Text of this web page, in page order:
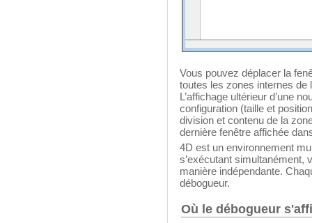
Vous pouvez déplacer la
toutes les zones internes
L’affichage ultérieur d’une
configuration (taille et
division et contenu de la
dernière fenêtre affichée
4D est un environnement
s’exécutant simultanément,
manière indépendante.
débogueur.
Où le débogueur